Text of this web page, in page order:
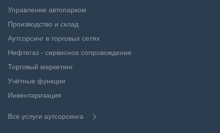
Управление автопарком
Производство и склад
Аутсорсинг в торговых сетях
Нефтегаз - сервисное сопровождение
Торговый маркетинг
Учётные функции
Инвентаризация
Все услуги аутсорсинга